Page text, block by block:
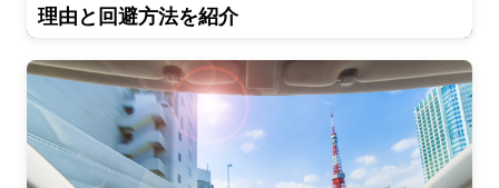
理由と回避方法を紹介